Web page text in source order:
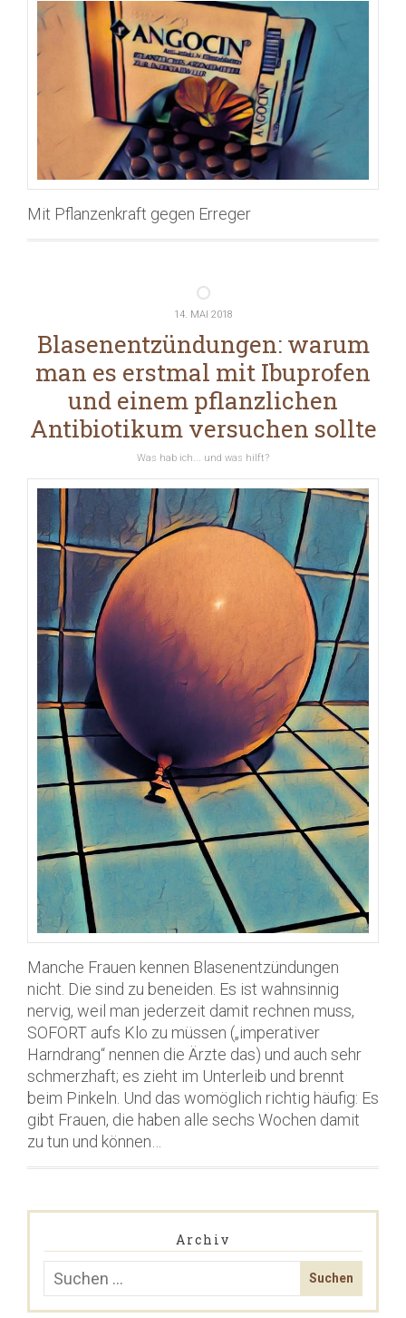
Mit Pflanzenkraft gegen Erreger
14. MAI 2018
Blasenentzündungen: warum
man es erstmal mit Ibuprofen
und einem pflanzlichen
Antibiotikum versuchen sollte
Was hab ich... und was hilft?
Manche Frauen kennen Blasenentzündungen
nicht. Die sind zu beneiden. Es ist wahnsinnig
nervig, weil man jederzeit damit rechnen muss,
SOFORT aufs Klo zu müssen („imperativer
Harndrang“ nennen die Ärzte das) und auch sehr
schmerzhaft; es zieht im Unterleib und brennt
beim Pinkeln. Und das womöglich richtig häufig: Es
gibt Frauen, die haben alle sechs Wochen damit
zu tun und können…
Archiv